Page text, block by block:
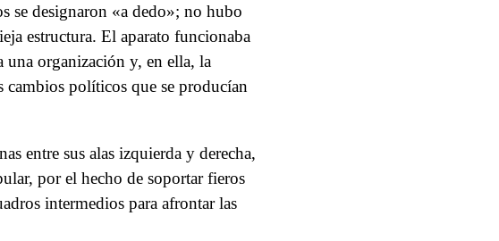
se designaron «a dedo»; no hubo
estructura. El aparato funcionaba
una organización y, en ella, la
cambios políticos que se producían
entre sus alas izquierda y derecha,
por el hecho de soportar fieros
intermedios para afrontar las